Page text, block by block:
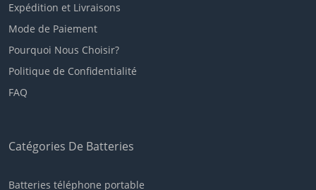
Expédition et Livraisons
Mode de Paiement
Pourquoi Nous Choisir?
Politique de Confidentialité
FAQ
Catégories De Batteries
Batteries téléphone portable